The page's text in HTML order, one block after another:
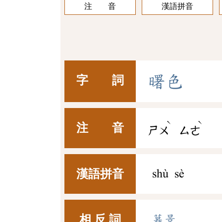
注 音 漢語拼音
字 詞 曙 色
注 音 ㄕㄨ
ˋ
ㄙㄜ
ˋ
漢語拼音 shù sè
暮景